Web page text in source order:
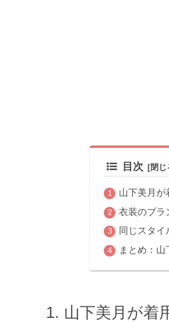
目次
山下美月が
衣装のブラ
同じスタイ
まとめ：
山下美月が着